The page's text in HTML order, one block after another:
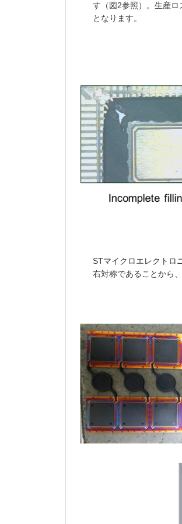
す（図2参照）。生産
となります。
STマイクロエレクトロ
右対称であることから